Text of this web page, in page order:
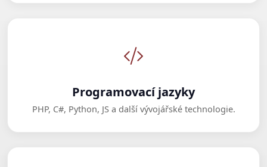
Programovací jazyky
PHP, C#, Python, JS a další vývojářské technologie.